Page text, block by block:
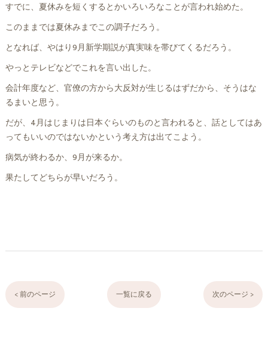
すでに、夏休みを短くするとかいろいろなことが言われ始めた。
このままでは夏休みまでこの調子だろう。
となれば、やはり9月新学期説が真実味を帯びてくるだろう。
やっとテレビなどでこれを言い出した。
会計年度など、官僚の方から大反対が生じるはずだから、そうはな
るまいと思う。
だが、4月はじまりは日本ぐらいのものと言われると、話としてはあ
ってもいいのではないかという考え方は出てこよう。
病気が終わるか、9月が来るか。
果たしてどちらが早いだろう。
< 前のページ 一覧に戻る 次のページ >